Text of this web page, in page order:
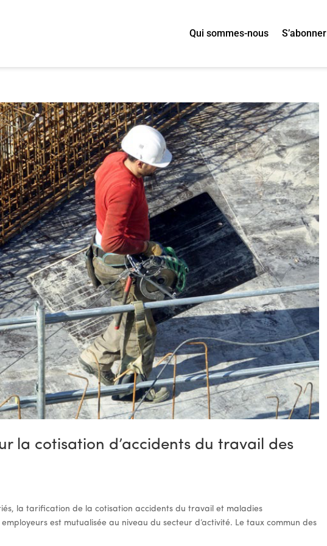
Qui sommes-nous S’abonner
la cotisation d’accidents du travail des
la tarification de la cotisation accidents du travail et maladies
est mutualisée au niveau du secteur d’activité. Le taux commun des